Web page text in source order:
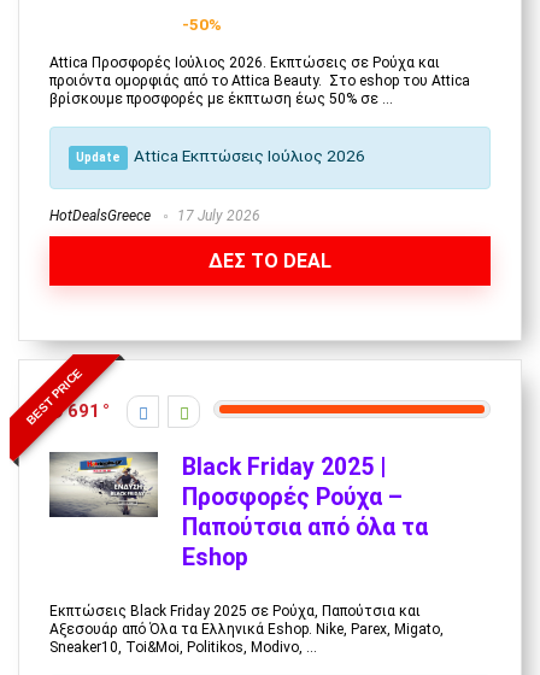
-50%
Attica Προσφορές Ιούλιος 2026. Εκπτώσεις σε Ρούχα και
προιόντα ομορφιάς από το Attica Beauty. Στο eshop του Attica
βρίσκουμε προσφορές με έκπτωση έως 50% σε ...
Update Attica Εκπτώσεις Ιούλιος 2026
HotDealsGreece 17 July 2026
ΔΕΣ ΤΟ DEAL
BEST PRICE
691
Black Friday 2025 |
Προσφορές Ρούχα –
Παπούτσια από όλα τα
Εshop
Εκπτώσεις Black Friday 2025 σε Ρούχα, Παπούτσια και
Αξεσουάρ από Όλα τα Ελληνικά Eshop. Nike, Parex, Migato,
Sneaker10, Toi&Moi, Politikos, Modivo, ...